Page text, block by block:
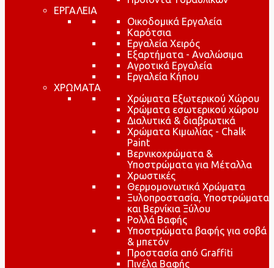
ΕΡΓΑΛΕΙΑ
Οικοδομικά Εργαλεία
Καρότσια
Εργαλεία Χειρός
Εξαρτήματα - Αναλώσιμα
Αγροτικά Εργαλεία
Εργαλεία Κήπου
ΧΡΩΜΑΤΑ
Χρώματα Εξωτερικού Χώρου
Χρώματα εσωτερικού χώρου
Διαλυτικά & διαβρωτικά
Χρώματα Κιμωλίας - Chalk
Paint
Βερνικοχρώματα &
Υποστρώματα για Μέταλλα
Χρωστικές
Θερμομονωτικά Χρώματα
Ξυλοπροστασία, Υποστρώματα
και Βερνίκια Ξύλου
Ρολλά Βαφής
Υποστρώματα βαφής για σοβά
& μπετόν
Προστασία από Graffiti
Πινέλα Βαφής